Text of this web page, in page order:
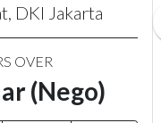
DKI Jakarta
OVER
(Nego)